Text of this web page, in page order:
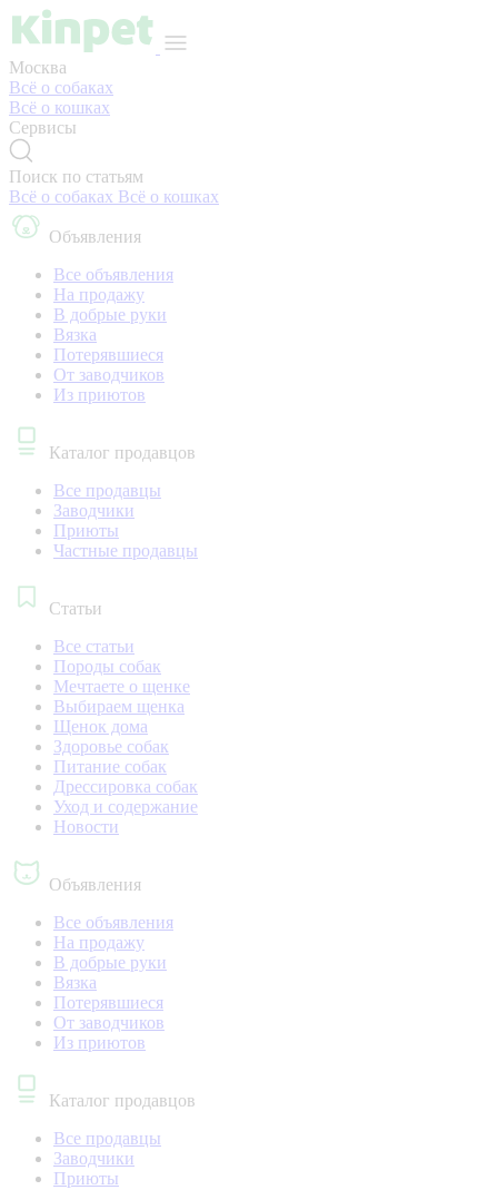
Москва
Всё о собаках
Всё о кошках
Сервисы
Поиск по статьям
Всё о собаках Всё о кошках
Объявления
Все объявления
На продажу
В добрые руки
Вязка
Потерявшиеся
От заводчиков
Из приютов
Каталог продавцов
Все продавцы
Заводчики
Приюты
Частные продавцы
Статьи
Все статьи
Породы собак
Мечтаете о щенке
Выбираем щенка
Щенок дома
Здоровье собак
Питание собак
Дрессировка собак
Уход и содержание
Новости
Объявления
Все объявления
На продажу
В добрые руки
Вязка
Потерявшиеся
От заводчиков
Из приютов
Каталог продавцов
Все продавцы
Заводчики
Приюты